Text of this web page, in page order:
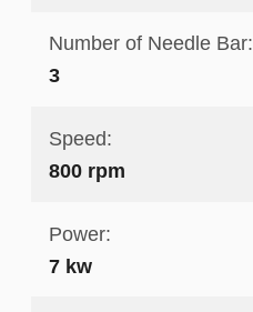
Number of Needle Bar:
3
Speed:
800 rpm
Power:
7 kw